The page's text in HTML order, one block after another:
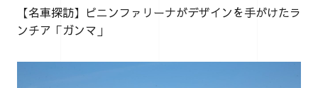
【名車探訪】ピニンファリーナがデザインを手がけたラ
ンチア「ガンマ」